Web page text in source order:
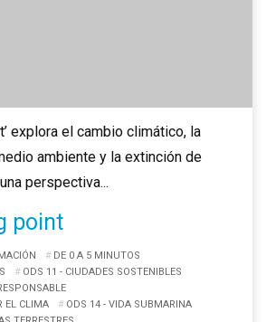
DE 0 A 5 MINUTOS
ODS 11 - CIUDADES SOSTENIBLES
EL CLIMA
ODS 14 - VIDA SUBMARINA
point
explora el cambio climático, la
ambiente y la extinción de
perspectiva...